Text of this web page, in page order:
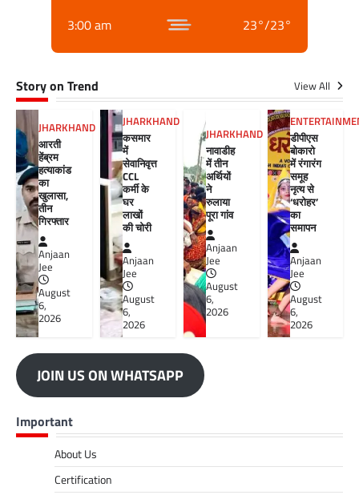
3:00 am 23°/23°
Story on Trend View All
JHARKHAND
आरती
हेंब्रम
हत्याकांड
का
खुलासा,
तीन
गिरफ्तार
Anjaan
Jee
August
6,
2026
JHARKHAND
कसमार
में
सेवानिवृत्त
CCL
कर्मी के
घर
लाखों
की चोरी
Anjaan
Jee
August
6,
2026
JHARKHAND
नावाडीह
में तीन
अर्थियों
ने
रुलाया
पूरा गांव
Anjaan
Jee
August
6,
2026
डीपीएस
बोकारो
में रंगारंग
समूह
नृत्य से
‘धरोहर’
का
समापन
Anjaan
Jee
August
6,
2026
JOIN US ON WHATSAPP
Important
About Us
Certification